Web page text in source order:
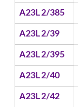
A23L 2/385
A23L 2/39
A23L 2/395
A23L 2/40
A23L 2/42